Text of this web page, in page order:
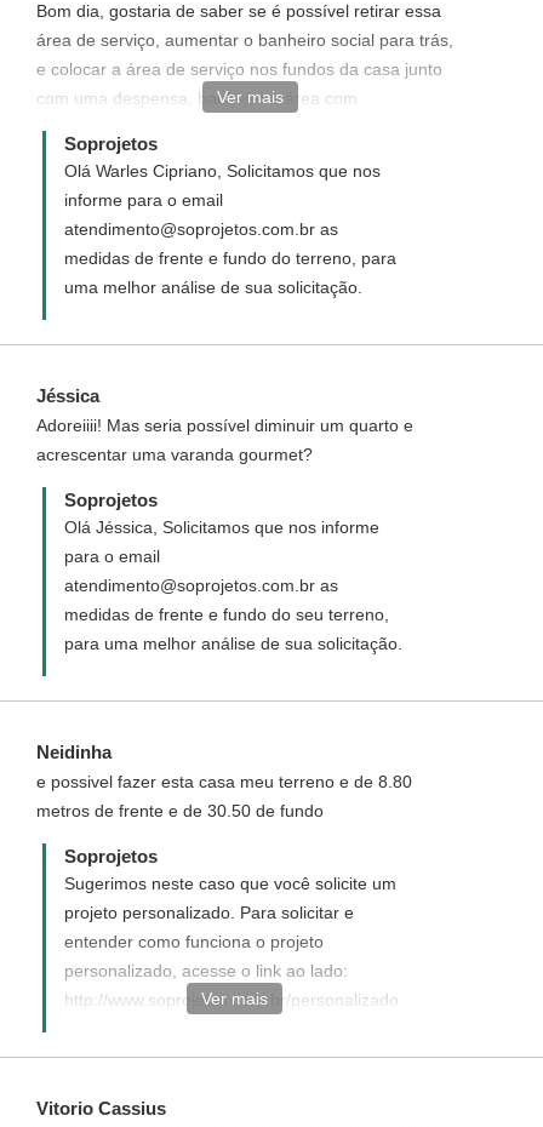
casas/Projeto-de-Casa-Popular-Economica-
Cod-101
http://www.soprojetos.com.br/projetos-de-
casas/Popular-Compacta-e-Feliz-Cod-41
http://www.soprojetos.com.br/projetos-de-
casas/Planta-de-Casa-Popular-com-46-m2-
Cod-100
Bom dia, gostaria de saber se é possível retirar essa
área de serviço, aumentar o banheiro social para trás,
e colocar a área de serviço nos fundos da casa junto
com uma despensa, banheiro e área com
churrasqueira
Ver mais
Soprojetos
Olá Warles Cipriano, Solicitamos que nos
informe para o email
atendimento@soprojetos.com.br as
medidas de frente e fundo do terreno, para
uma melhor análise de sua solicitação.
Jéssica
Adoreiiii! Mas seria possível diminuir um quarto e
acrescentar uma varanda gourmet?
Soprojetos
Olá Jéssica, Solicitamos que nos informe
para o email
atendimento@soprojetos.com.br as
medidas de frente e fundo do seu terreno,
para uma melhor análise de sua solicitação.
Neidinha
e possivel fazer esta casa meu terreno e de 8.80
metros de frente e de 30.50 de fundo
Soprojetos
Sugerimos neste caso que você solicite um
projeto personalizado. Para solicitar e
entender como funciona o projeto
personalizado, acesse o link ao lado:
http://www.soprojetos.com.br/personalizado
funciona entre em contato conosco (93
atender. ¨
Ver mais
Vitorio Cassius